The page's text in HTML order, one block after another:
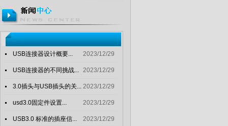
2023/12/29
USB连接器设计概要...
2023/12/29
USB连接器的不同挑战...
2023/12/29
3.0插头与USB插头的关...
2023/12/29
usd3.0固定件设置...
2023/12/29
USB3.0 标准的插座信...